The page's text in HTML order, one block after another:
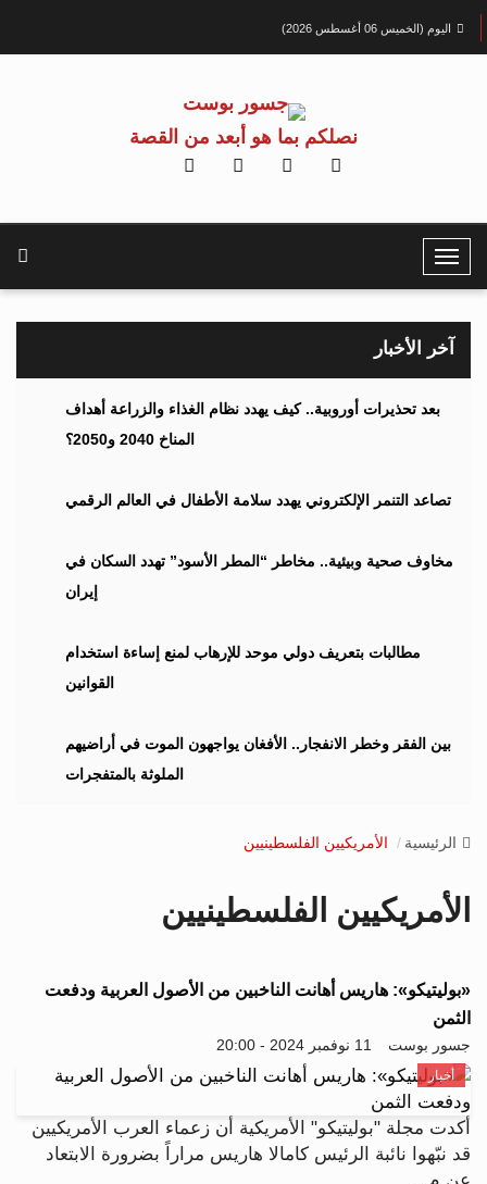
اليوم (الخميس 06 أغسطس 2026)
نصلكم بما هو أبعد من القصة
T
o
g
N
i
t
آخر الأخبار
بعد تحذيرات أوروبية.. كيف يهدد نظام الغذاء والزراعة أهداف
المناخ 2040 و2050؟
تصاعد التنمر الإلكتروني يهدد سلامة الأطفال في العالم الرقمي
مخاوف صحية وبيئية.. مخاطر “المطر الأسود” تهدد السكان في
إيران
مطالبات بتعريف دولي موحد للإرهاب لمنع إساءة استخدام
القوانين
بين الفقر وخطر الانفجار.. الأفغان يواجهون الموت في أراضيهم
الملوثة بالمتفجرات
الرئيسية الأمريكيين الفلسطينيين
الأمريكيين الفلسطينيين
«بوليتيكو»: هاريس أهانت الناخبين من الأصول العربية ودفعت
الثمن
جسور بوست 11 نوفمبر 2024 - 20:00
أخبار
أكدت مجلة "بوليتيكو" الأمريكية أن زعماء العرب الأمريكيين
قد نبّهوا نائبة الرئيس كامالا هاريس مراراً بضرورة الابتعاد